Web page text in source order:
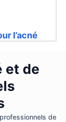
l’acné
et de
de